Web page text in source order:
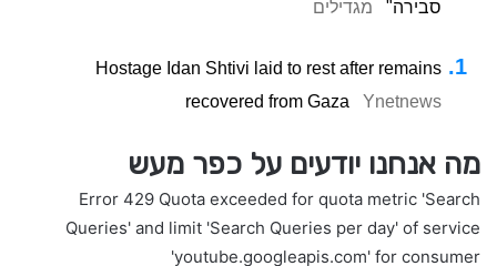
סבירה"
מגדילים
Hostage Idan Shtivi laid to rest after remains
recovered from Gaza
Ynetnews
מה אנחנו יודעים על כפר מעש
Error 429 Quota exceeded for quota metric 'Search
Queries' and limit 'Search Queries per day' of service
'youtube.googleapis.com' for consumer